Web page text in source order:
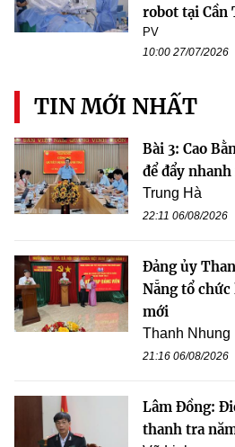
robot tại Cần
PV
10:00 27/07/2026
TIN MỚI NHẤT
Bài 3: Cao
để đẩy
Trung Hà
22:11 06/08/2026
Đảng ủy
Nẵng tổ chức
mới
Thanh Nhung
21:16 06/08/2026
Lâm Đồng:
thanh tra